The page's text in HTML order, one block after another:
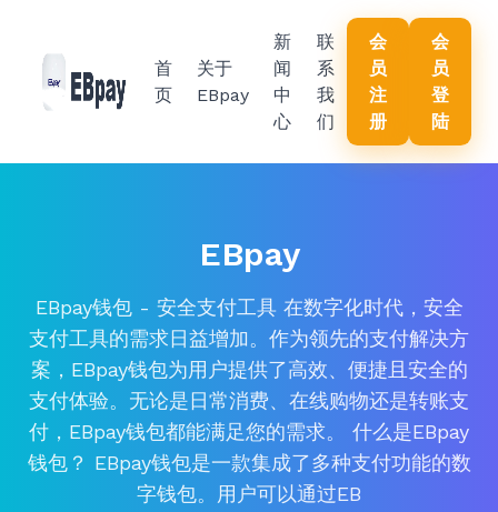
首
页
关于
EBpay
新
闻
中
心
联
系
我
们
会
员
注
册
会
员
登
陆
EBpay
EBpay钱包 - 安全支付工具 在数字化时代，安全
支付工具的需求日益增加。作为领先的支付解决方
案，EBpay钱包为用户提供了高效、便捷且安全的
支付体验。无论是日常消费、在线购物还是转账支
付，EBpay钱包都能满足您的需求。 什么是EBpay
钱包？ EBpay钱包是一款集成了多种支付功能的数
字钱包。用户可以通过EB